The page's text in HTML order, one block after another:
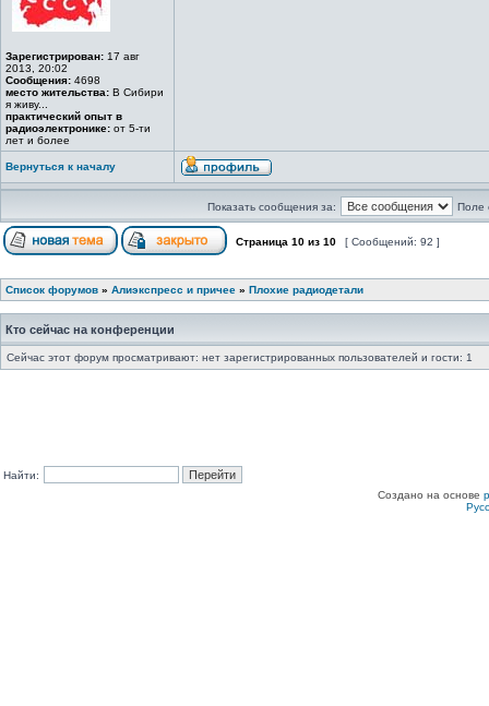
Зарегистрирован: 17 авг
2013, 20:02
Сообщения: 4698
место жительства: В Сибири
я живу...
практический опыт в
радиоэлектронике: от 5-ти
лет и более
Вернуться к началу
Показать сообщения за: Поле
Страница 10 из 10 [ Сообщений: 92 ]
Список форумов » Алиэкспресс и причее » Плохие радиодетали
Кто сейчас на конференции
Сейчас этот форум просматривают: нет зарегистрированных пользователей и гости: 1
Найти:
Создано на основе